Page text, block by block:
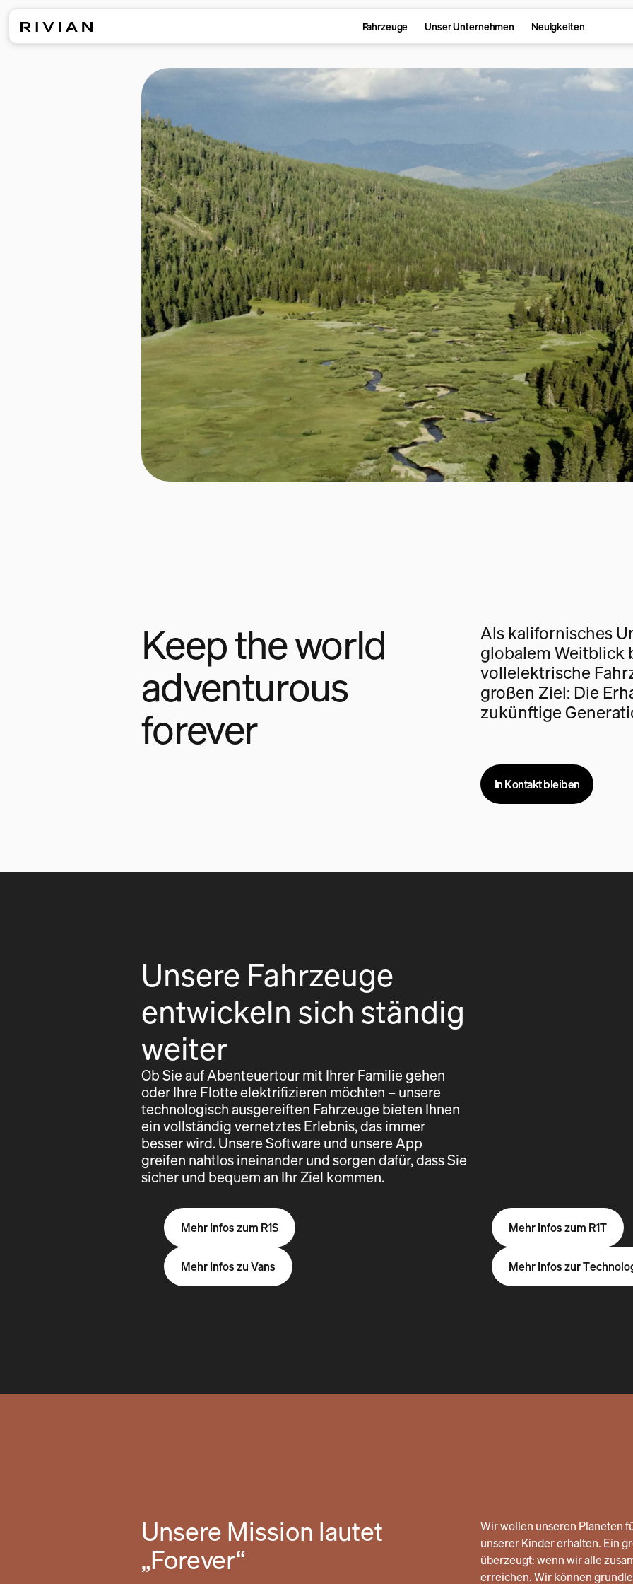
Fahrzeuge Unser Unternehmen Neuigkeiten
Keep the world
adventurous
forever
Als kalifornisches
globalem Weitblick
vollelektrische
großen Ziel: Die
zukünftige
In Kontakt bleiben
Unsere Fahrzeuge
entwickeln sich ständig
weiter
Ob Sie auf Abenteuertour mit Ihrer Familie gehen
oder Ihre Flotte elektrifizieren möchten – unsere
technologisch ausgereiften Fahrzeuge bieten Ihnen
ein vollständig vernetztes Erlebnis, das immer
besser wird. Unsere Software und unsere App
greifen nahtlos ineinander und sorgen dafür, dass Sie
sicher und bequem an Ihr Ziel kommen.
Mehr Infos zum R1S Mehr Infos zum R1T
Mehr Infos zu Vans Mehr Infos zur
Unsere Mission lautet
„Forever“
Wir wollen unseren Planeten
unserer Kinder erhalten. Ein
überzeugt: wenn wir alle
erreichen. Wir können